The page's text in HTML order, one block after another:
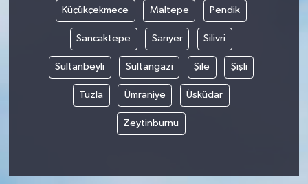
Küçükçekmece Maltepe Pendik
Sancaktepe Sarıyer Silivri
Sultanbeyli Sultangazi Şile Şişli
Tuzla Ümraniye Üsküdar
Zeytinburnu